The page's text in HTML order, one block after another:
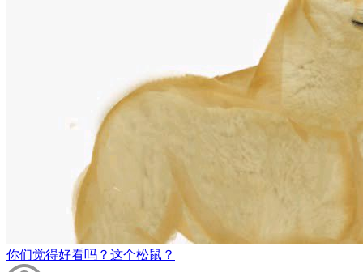
你们觉得好看吗？这个松鼠？